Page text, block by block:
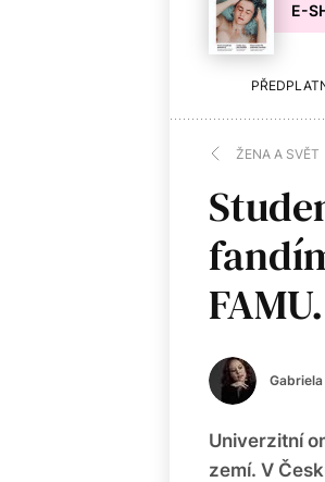
E-
ŽENA A SVĚT
Univerzitní
zemí. V